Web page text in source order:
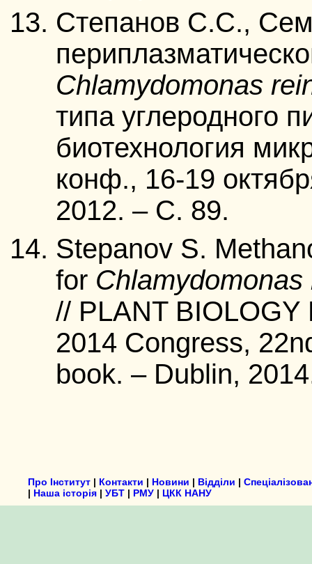
Степанов С.С.,
Сhlamydomonas
типа углеродного
биотехнология
конф., 16-19
2012. – С. 89.
Stepanov S.
for Chlamydomonas
// PLANT
2014 Congress,
book. – Dublin,
Про Інститут | Контакти | Новини | Відділи |
| Наша історія | УБТ | РМУ | ЦКК НАНУ